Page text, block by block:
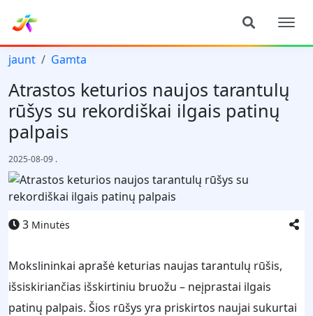
jaunt Gamta
Atrastos keturios naujos tarantulų
rūšys su rekordiškai ilgais patinų
palpais
2025-08-09 .
3 Minutės
Mokslininkai aprašė keturias naujas tarantulų rūšis,
išsiskiriančias išskirtiniu bruožu – neįprastai ilgais
patinų palpais. Šios rūšys yra priskirtos naujai sukurtai